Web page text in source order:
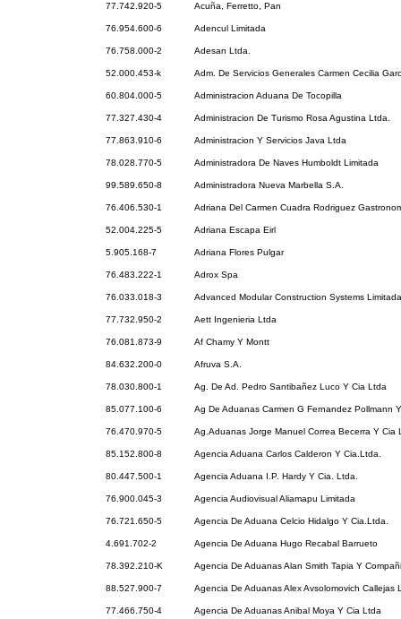
77.742.920-5 Acuña, Ferretto, Pan
76.954.600-6 Adencul Limitada
76.758.000-2 Adesan Ltda.
52.000.453-k Adm. De Servicios Generales Carmen Cecilia
60.804.000-5 Administracion Aduana De Tocopilla
77.327.430-4 Administracion De Turismo Rosa Agustina Ltda.
77.863.910-6 Administracion Y Servicios Java Ltda
78.028.770-5 Administradora De Naves Humboldt Limitada
99.589.650-8 Administradora Nueva Marbella S.A.
76.406.530-1 Adriana Del Carmen Cuadra Rodriguez
52.004.225-5 Adriana Escapa Eirl
5.905.168-7 Adriana Flores Pulgar
76.483.222-1 Adrox Spa
76.033.018-3 Advanced Modular Construction Systems Limitada
77.732.950-2 Aett Ingenieria Ltda
76.081.873-9 Af Chamy Y Montt
84.632.200-0 Afruva S.A.
78.030.800-1 Ag. De Ad. Pedro Santibañez Luco Y Cia Ltda
85.077.100-6 Ag De Aduanas Carmen G Fernandez Pollmann
76.470.970-5 Ag.Aduanas Jorge Manuel Correa Becerra Y Cia
85.152.800-8 Agencia Aduana Carlos Calderon Y Cia.Ltda.
80.447.500-1 Agencia Aduana I.P. Hardy Y Cia. Ltda.
76.900.045-3 Agencia Audiovisual Aliamapu Limitada
76.721.650-5 Agencia De Aduana Celcio Hidalgo Y Cia.Ltda.
4.691.702-2 Agencia De Aduana Hugo Recabal Barrueto
78.392.210-K Agencia De Aduanas Alan Smith Tapia Y
88.527.900-7 Agencia De Aduanas Alex Avsolomovich Callejas
77.466.750-4 Agencia De Aduanas Anibal Moya Y Cia Ltda